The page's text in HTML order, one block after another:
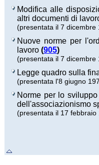
Modifica alle
altri documenti di
(presentata il 7 dicembre
Nuove norme per
lavoro (905)
(presentata il 7 dicembre
Legge quadro sulla
(presentata l'8 giugno
Norme per lo
dell'associazionismo
(presentata il 17 febbraio